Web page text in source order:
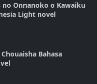
no Onnanoko o Kawaiku
Light novel
Bahasa